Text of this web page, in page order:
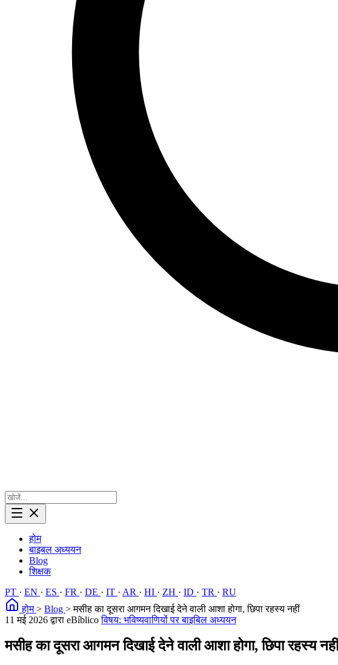
होम
बाइबल अध्ययन
Blog
शिक्षक
PT · EN · ES · FR · DE · IT · AR · HI · ZH · ID · TR · RU
होम > Blog >मसीह का दूसरा आगमन दिखाई देने वाली आशा होगा, छिपा रहस्य नहीं
11 मई 2026द्वारा eBíblicoविषय: भविष्यवाणियों पर बाइबिल अध्ययन
मसीह का दूसरा आगमन दिखाई देने वाली आशा होगा, छिपा रहस्य नहीं